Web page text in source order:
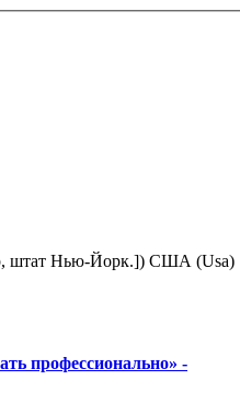
штат Нью-Йорк.]) США (Usa)
профессионально» -